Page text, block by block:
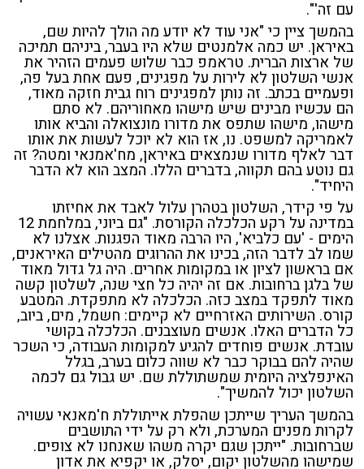
עם זה'".
בהמשך ציין כי "אני עוד לא יודע מה הולך להיות שם,
באיראן. יש כמה אלמנטים שלא היו בעבר, ביניהם תמיכה
של ארצות הברית. טראמפ כבר שלוש פעמים הזהיר את
אנשי השלטון לא לירות על מפגינים, פעם אחת בעל פה,
ופעמיים בכתב. זה נותן למפגינים רוח גבית חזקה מאוד,
הם עכשיו מבינים שיש מישהו מאחוריהם. לא סתם
מישהו, מישהו שתפס את מדורו מונצואלה והביא אותו
לאמריקה למשפט. נו, אז הוא לא יוכל לעשות את אותו
דבר לאלף מדורו שנמצאים באיראן, מח'אמנאי ומטה? זה
גם נוטע בהם תקווה, בדברים הללו. המצב הוא לא הדבר
היחיד".
על פי קידר, השלטון בטהרן עלול לאבד את אחיזתו
במדינה על רקע הכלכלה הקורסת. "גם ביוני, במלחמת 12
הימים - 'עם כלביא', היו הרבה מאוד הפגנות. אצלנו לא
שמו לב לדבר הזה, בכינו את ההרוגים מהטילים האיראנים,
אם בראשון לציון או במקומות אחרים. היה גל גדול מאוד
של בלגן ברחובות. אם זה יהיה כל חצי שנה, לשלטון קשה
מאוד לתפקד במצב כזה. הכלכלה לא מתפקדת. המטבע
קורס. השירותים האזרחיים לא קיימים: חשמל, מים, ביוב,
כל הדברים האלו. אנשים מעוצבנים. הכלכלה בקושי
עובדת. אנשים פוחדים להגיע למקומות העבודה, כי השכר
שהיה להם בבוקר כבר לא שווה כלום בערב, בגלל
האינפלציה היומית שמשתוללת שם. יש גבול גם לכמה
השלטון יכול להמשיך".
בהמשך העריך שייתכן שהפלת אייתוללת ח'מאנאי עשויה
לקרות מפנים המערכת, ולא רק על ידי התושבים
שברחובות. "ייתכן שגם יקרה משהו שאנחנו לא צופים.
שמישהו מהשלטון יקום, יסלק, או יקפיא את אדון